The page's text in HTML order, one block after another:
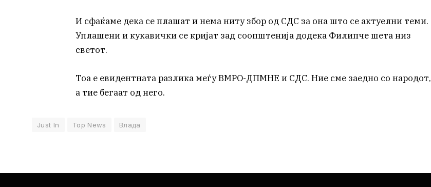
И сфаќаме дека се плашат и нема ниту збор од СДС за она што се актуелни теми.
Уплашени и кукавички се кријат зад соопштенија додека Филипче шета низ
светот.
Тоа е евидентната разлика меѓу ВМРО-ДПМНЕ и СДС. Ние сме заедно со народот,
а тие бегаат од него.
Just In Top News Влада